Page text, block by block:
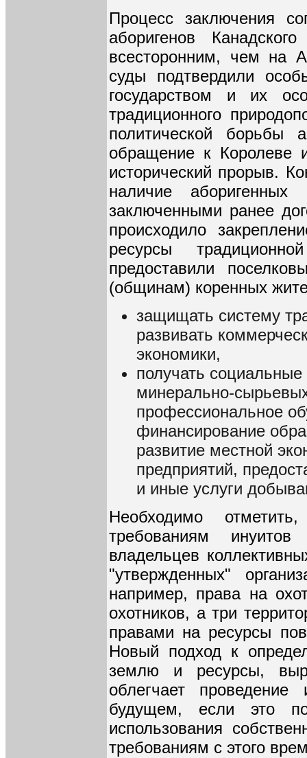
Процесс заключения
аборигенов
всесторонним, чем на
суды подтвердили
государством и их
традиционного
политической борьбы
обращение к Королеве
исторический прорыв.
наличие
заключенными ранее
происходило
ресурсы
предоставили
(общинам) коренных
защищать систему
развивать
экономики,
получать
минерально-
профессиональное
финансирование
развитие местной
предприятий,
и иные услуги
Необходимо
требованиям
владельцев
"утвержденных"
например, права на
охотников, а три
правами на ресурсы
Новый подход к
землю и ресурсы,
облегчает проведение
будущем, если это
использования
требованиям с этого